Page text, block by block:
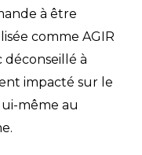
à être
comme AGIR
déconseillé à
impacté sur le
même au